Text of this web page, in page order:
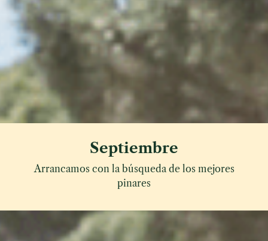
Septiembre
Arrancamos con la búsqueda de los mejores
pinares